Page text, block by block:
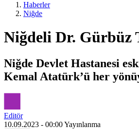
Haberler
Niğde
Niğdeli Dr. Gürbüz
Niğde Devlet Hastanesi
Kemal Atatürk’ü her
Editör
10.09.2023 - 00:00Yayınlanma